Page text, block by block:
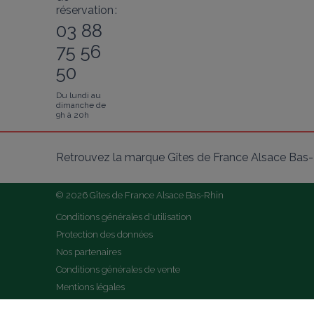
réservation :
03 88
75 56
50
Du lundi au
dimanche de
9h à 20h
Retrouvez la marque Gîtes de France Alsace
© 2026 Gîtes de France Alsace Bas-Rhin
Conditions générales d'utilisation
Protection des données
Nos partenaires
Conditions générales de vente
Mentions légales